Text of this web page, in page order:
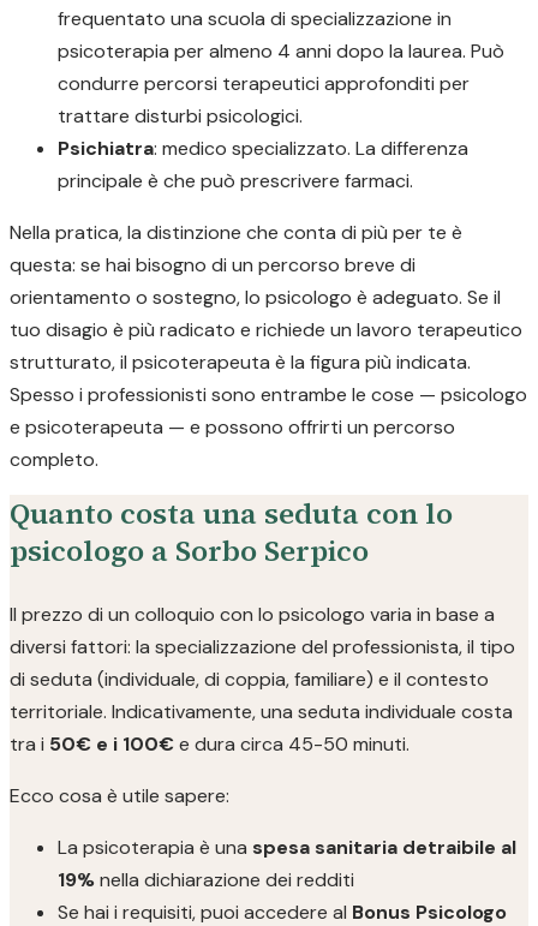
frequentato una scuola di specializzazione in
psicoterapia per almeno 4 anni dopo la laurea. Può
condurre percorsi terapeutici approfonditi per
trattare disturbi psicologici.
Psichiatra: medico specializzato. La differenza
principale è che può prescrivere farmaci.
Nella pratica, la distinzione che conta di più per te è
questa: se hai bisogno di un percorso breve di
orientamento o sostegno, lo psicologo è adeguato. Se il
tuo disagio è più radicato e richiede un lavoro terapeutico
strutturato, il psicoterapeuta è la figura più indicata.
Spesso i professionisti sono entrambe le cose — psicologo
e psicoterapeuta — e possono offrirti un percorso
completo.
Quanto costa una seduta con lo
psicologo a Sorbo Serpico
Il prezzo di un colloquio con lo psicologo varia in base a
diversi fattori: la specializzazione del professionista, il tipo
di seduta (individuale, di coppia, familiare) e il contesto
territoriale. Indicativamente, una seduta individuale costa
tra i 50€ e i 100€ e dura circa 45-50 minuti.
Ecco cosa è utile sapere:
La psicoterapia è una spesa sanitaria detraibile al
19%nella dichiarazione dei redditi
Se hai i requisiti, puoi accedere al Bonus Psicologo